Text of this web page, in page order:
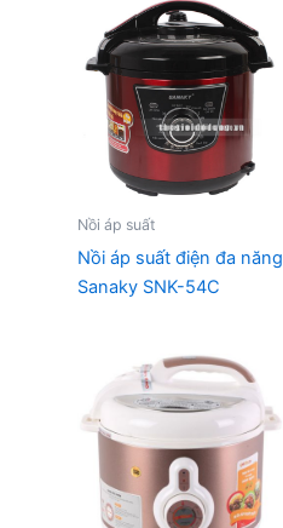
Nồi áp suất
Nồi áp suất điện đa năng
Sanaky SNK-54C